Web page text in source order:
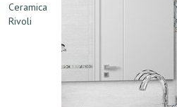
Ceramica
Rivoli